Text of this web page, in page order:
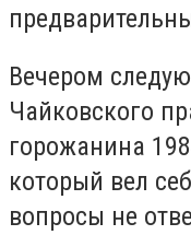
Вечером
Чайковского
горожанина
который вел
вопросы не